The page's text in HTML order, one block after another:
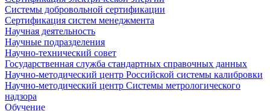
Системы добровольной сертификации
Сертификация систем менеджмента
Научная деятельность
Научные подразделения
Научно-технический совет
Государственная служба стандартных справочных данных
Научно-методический центр Российской системы калибровки
Научно-методический центр Системы метрологического
надзора
Обучение